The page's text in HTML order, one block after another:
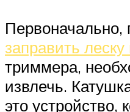
Первоначально,
заправить
триммера,
извлечь.
это устройство,